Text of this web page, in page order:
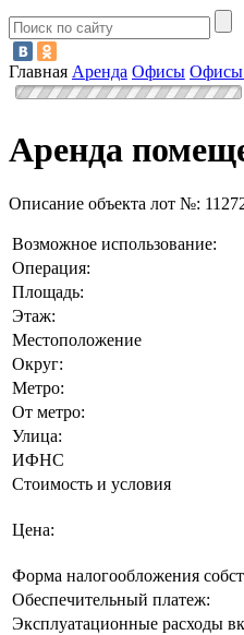
Главная Аренда Офисы
Аренда
Описание объекта лот №:
Возможное использование:
Операция:
Площадь:
Этаж:
Местоположение
Округ:
Метро:
От метро:
Улица:
ИФНС
Стоимость и условия
Цена:
Форма налогообложения
Обеспечительный платеж:
Эксплуатационные расходы